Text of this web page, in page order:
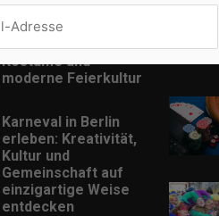
Karneval in
Deutschland:
Kostüme und
moderne Feierkultur
Karneval in Berlin
erleben: Kreativität,
Kultur und
Gemeinschaft auf
einzigartige Weise
entdecken